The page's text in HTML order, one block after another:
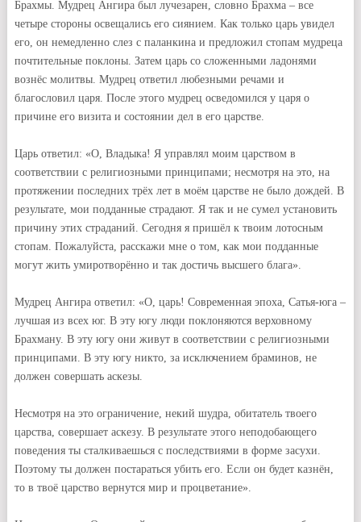
Брахмы. Мудрец Ангира был лучезарен, словно Брахма – все
четыре стороны освещались его сиянием. Как только царь увидел
его, он немедленно слез с паланкина и предложил стопам мудреца
почтительные поклоны. Затем царь со сложенными ладонями
вознёс молитвы. Мудрец ответил любезными речами и
благословил царя. После этого мудрец осведомился у царя о
причине его визита и состоянии дел в его царстве.
Царь ответил: «О, Владыка! Я управлял моим царством в
соответствии с религиозными принципами; несмотря на это, на
протяжении последних трёх лет в моём царстве не было дождей. В
результате, мои подданные страдают. Я так и не сумел установить
причину этих страданий. Сегодня я пришёл к твоим лотосным
стопам. Пожалуйста, расскажи мне о том, как мои подданные
могут жить умиротворённо и так достичь высшего блага».
Мудрец Ангира ответил: «О, царь! Современная эпоха, Сатья-юга –
лучшая из всех юг. В эту югу люди поклоняются верховному
Брахману. В эту югу они живут в соответствии с религиозными
принципами. В эту югу никто, за исключением браминов, не
должен совершать аскезы.
Несмотря на это ограничение, некий шудра, обитатель твоего
царства, совершает аскезу. В результате этого неподобающего
поведения ты сталкиваешься с последствиями в форме засухи.
Поэтому ты должен постараться убить его. Если он будет казнён,
то в твоё царство вернутся мир и процветание».